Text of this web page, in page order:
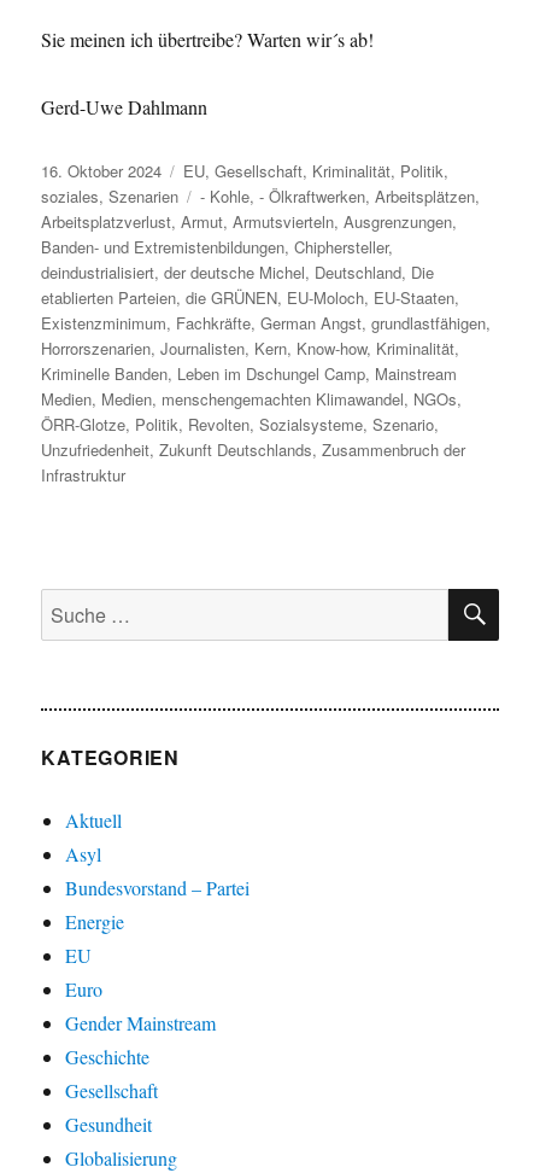
Sie meinen ich übertreibe? Warten wir´s ab!
Gerd-Uwe Dahlmann
Veröffentlicht
am
16. Oktober 2024 Kategorien
EU,Gesellschaft, Kriminalität, Politik,
soziales,Szenarien Schlagwörter
- Kohle,- Ölkraftwerken,Arbeitsplätzen,
Arbeitsplatzverlust,Armut,Armutsvierteln,Ausgrenzungen,
Banden- und Extremistenbildungen,Chiphersteller,
deindustrialisiert,der deutsche Michel, Deutschland, Die
etablierten Parteien,die GRÜNEN, EU-Moloch, EU-Staaten,
Existenzminimum, Fachkräfte,German Angst,grundlastfähigen,
Horrorszenarien,Journalisten, Kern, Know-how, Kriminalität,
Kriminelle Banden, Leben im Dschungel Camp, Mainstream
Medien, Medien, menschengemachten Klimawandel, NGOs,
ÖRR-Glotze, Politik, Revolten,Sozialsysteme,Szenario,
Unzufriedenheit,Zukunft Deutschlands,Zusammenbruch der
Infrastruktur
Suche
nach:
KATEGORIEN
Aktuell
Asyl
Bundesvorstand – Partei
Energie
EU
Euro
Gender Mainstream
Geschichte
Gesellschaft
Gesundheit
Globalisierung